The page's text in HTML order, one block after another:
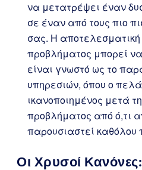
να μετατρέψει έναν
σε έναν από τους πιο
σας. Η αποτελεσματική
προβλήματος μπορεί
είναι γνωστό ως το
υπηρεσιών, όπου ο
ικανοποιημένος μετά
προβλήματος από ό,τι
παρουσιαστεί καθόλου
Οι Χρυσοί